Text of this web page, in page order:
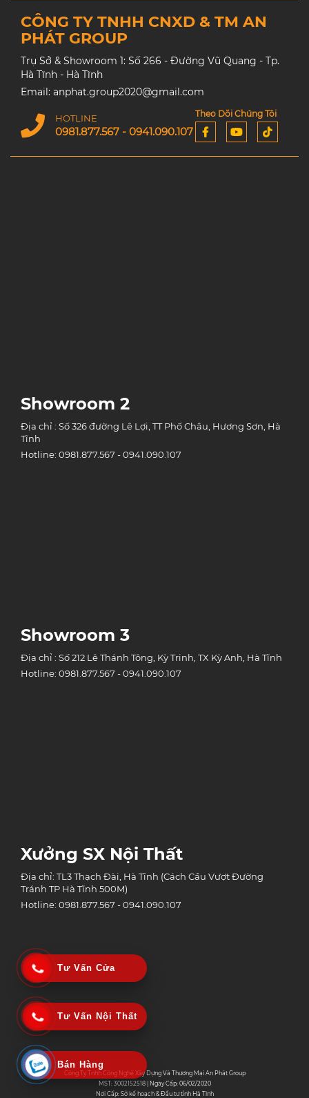
CÔNG TY TNHH CNXD & TM AN
PHÁT GROUP
Trụ Sở & Showroom 1: Số 266 - Đường Vũ Quang - Tp.
Hà Tĩnh - Hà Tĩnh
Email: anphat.group2020@gmail.com
HOTLINE
0981.877.567 - 0941.090.107
Theo Dõi Chúng Tôi
Showroom 2
Địa chỉ : Số 326 đường Lê Lợi, TT Phố Châu, Hương Sơn, Hà
Tĩnh
Hotline: 0981.877.567 - 0941.090.107
Showroom 3
Địa chỉ : Số 212 Lê Thánh Tông, Kỳ Trinh, TX Kỳ Anh, Hà Tĩnh
Hotline: 0981.877.567 - 0941.090.107
Xưởng SX Nội Thất
Địa chỉ: TL3 Thạch Đài, Hà Tĩnh (Cách Cầu Vượt Đường
Tránh TP Hà Tĩnh 500M)
Hotline: 0981.877.567 - 0941.090.107
Công Ty Tnhh Công Nghệ Xây Dựng Và Thương Mại An Phát Group
MST: 3002152518 | Ngày Cấp: 06/02/2020
Nơi Cấp: Sở kế hoạch & Đầu tư tỉnh Hà Tĩnh
Tư Vấn Cửa
Tư Vấn Nội Thất
Bán Hàng